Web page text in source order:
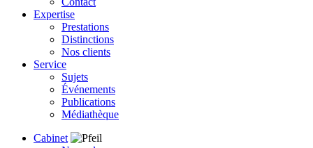
Expertise
Prestations
Distinctions
Nos clients
Service
Sujets
Événements
Publications
Médiathèque
Cabinet